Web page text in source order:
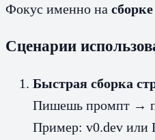
Фокус именно на
Сценарии
Быстрая сборка
Пишешь промпт →
Пример: v0.dev или